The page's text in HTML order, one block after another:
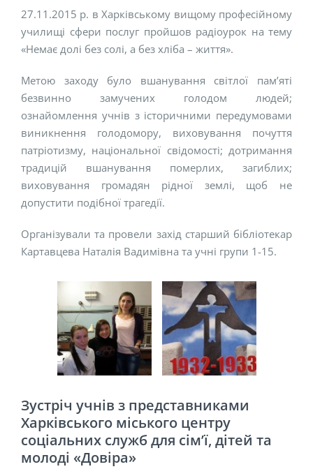
27.11.2015 р. в Харківському вищому професійному
училищі сфери послуг пройшов радіоурок на тему
«Немає долі без солі, а без хліба – життя».
Метою заходу було вшанування світлої пам’яті
безвинно замучених голодом людей;
ознайомлення учнів з історичними передумовами
виникнення голодомору, виховування почуття
патріотизму, національної свідомості; дотримання
традицій вшанування померлих, загиблих;
виховування громадян рідної землі, щоб не
допустити подібної трагедії.
Організували та провели захід старший бібліотекар
Картавцева Наталія Вадимівна та учні групи 1-15.
Зустріч учнів з представниками
Харківського міського центру
соціальних служб для сім’ї, дітей та
молоді «Довіра»